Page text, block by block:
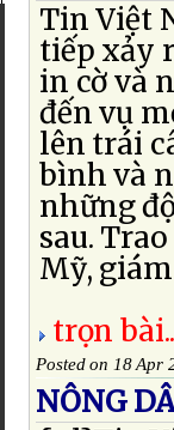
Tin Việt
tiếp xảy
in cờ và
đến vụ
lên trái
bình và
những
sau.
Mỹ, giám
trọn
Posted on 18 Apr
NÔNG